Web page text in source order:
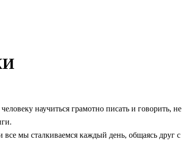
научиться грамотно писать и говорить, не
мы сталкиваемся каждый день, общаясь друг с